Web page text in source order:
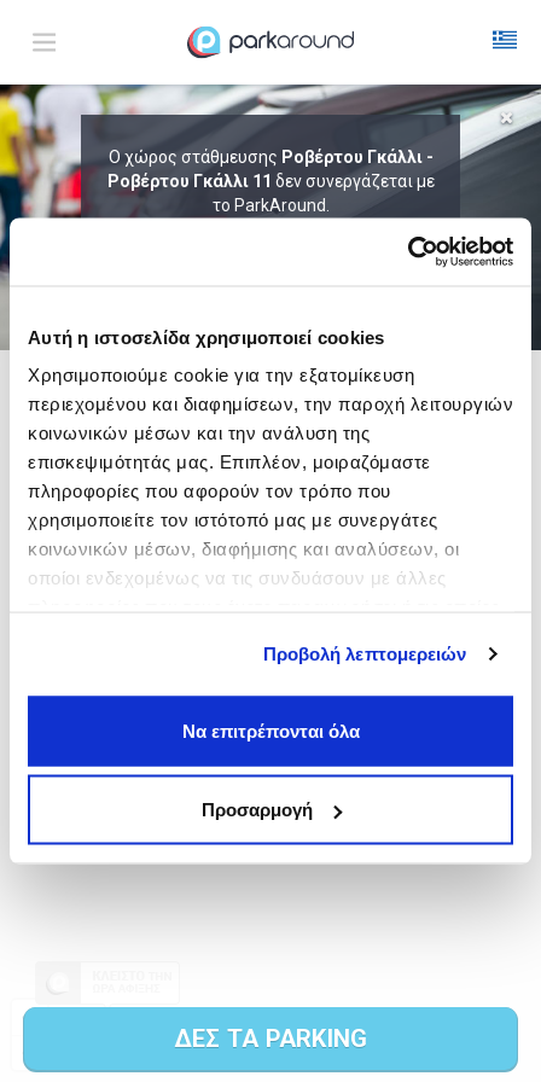
Αυτή η ιστοσελίδα χρησιμοποιεί cookies
Χρησιμοποιούμε cookie για την εξατομίκευση
περιεχομένου και διαφημίσεων, την παροχή λειτουργιών
κοινωνικών μέσων και την ανάλυση της
επισκεψιμότητάς μας. Επιπλέον, μοιραζόμαστε
πληροφορίες που αφορούν τον τρόπο που
χρησιμοποιείτε τον ιστότοπό μας με συνεργάτες
κοινωνικών μέσων, διαφήμισης και αναλύσεων, οι
οποίοι ενδεχομένως να τις συνδυάσουν με άλλες
Προβολή λεπτομερειών
Να επιτρέπονται όλα
Προσαρμογή
Ο χώρος στάθμευσης Ροβέρτου Γκάλλι -
Ροβέρτου Γκάλλι 11 δεν συνεργάζεται με
το ParkAround.
ΤΟ PARKAROUND ΕΠΕΚΤΕΙΝΕΙ ΣΥΝΕΧΩΣ
Δες τώρα τα parking στο χάρτη και σύγκρινετιμή
καιαπόσταση
ΔΕΣ ΤΑ PARKING
ΑΠΟΤΕΛΕΣΜΑΤΑ ΓΙΑ:
ΑΦΙΞΗ Παρ 07 Αυγ 04:30 ΔΙΑΡΚΕΙΑ 1